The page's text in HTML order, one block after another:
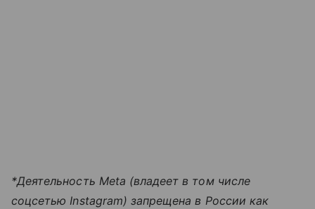
*Деятельность Meta (владеет в том числе
соцсетью Instagram) запрещена в России как